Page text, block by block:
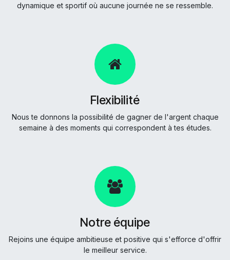
dynamique et sportif où aucune journée ne se ressemble.
Flexibilité
Nous te donnons la possibilité de gagner de l'argent chaque
semaine à des moments qui correspondent à tes études.
Notre équipe
Rejoins une équipe ambitieuse et positive qui s'efforce d'offrir
le meilleur service.